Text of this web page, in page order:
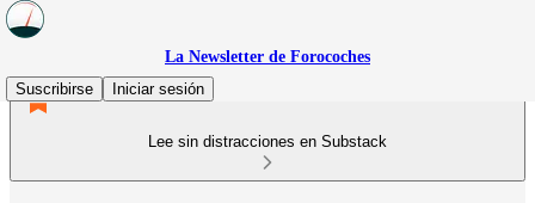
La Newsletter de Forocoches
Suscribirse
Iniciar sesión
Lee sin distracciones en Substack